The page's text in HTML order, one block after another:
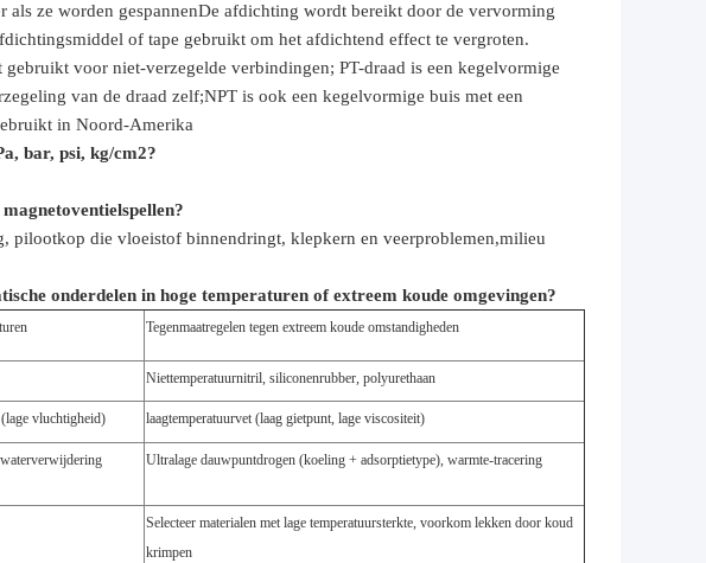
als ze worden gespannenDe afdichting wordt bereikt door de vervorming
of tape gebruikt om het afdichtend effect te vergroten.
voor niet-verzegelde verbindingen; PT-draad is een kegelvormige
van de draad zelf;NPT is ook een kegelvormige buis met een
in Noord-Amerika
bar, psi, kg/cm2?
pilootkop die vloeistof binnendringt, klepkern en veerproblemen,milieu
onderdelen in hoge temperaturen of extreem koude omgevingen?
Tegenmaatregelen tegen extreem koude omstandigheden
Niettemperatuurnitril, siliconenrubber, polyurethaan
vluchtigheid) laagtemperatuurvet (laag gietpunt, lage viscositeit)
Ultralage dauwpuntdrogen (koeling + adsorptietype), warmte-tracering
Selecteer materialen met lage temperatuursterkte, voorkom lekken door koud
krimpen